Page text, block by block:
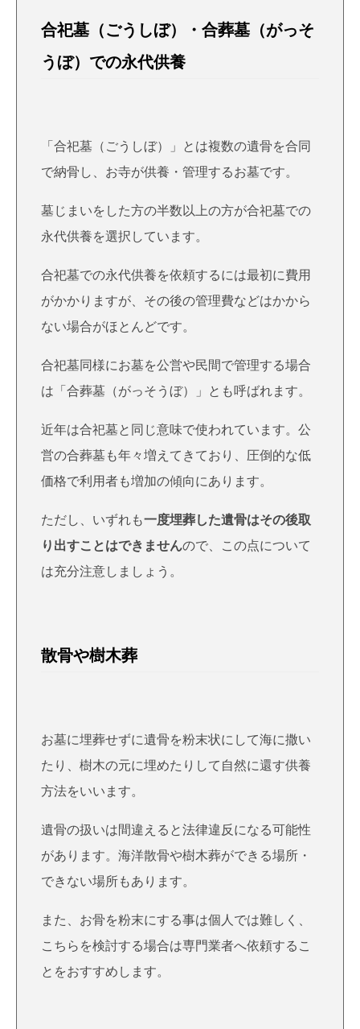
合祀墓（ごうしぼ）・合葬墓（がっそ
うぼ）での永代供養
「合祀墓（ごうしぼ）」とは複数の遺骨を合同
で納骨し、お寺が供養・管理するお墓です。
墓じまいをした方の半数以上の方が合祀墓での
永代供養を選択しています。
合祀墓での永代供養を依頼するには最初に費用
がかかりますが、その後の管理費などはかから
ない場合がほとんどです。
合祀墓同様にお墓を公営や民間で管理する場合
は「合葬墓（がっそうぼ）」とも呼ばれます。
近年は合祀墓と同じ意味で使われています。公
営の合葬墓も年々増えてきており、圧倒的な低
価格で利用者も増加の傾向にあります。
ただし、いずれも一度埋葬した遺骨はその後取
り出すことはできませんので、この点について
は充分注意しましょう。
散骨や樹木葬
お墓に埋葬せずに遺骨を粉末状にして海に撒い
たり、樹木の元に埋めたりして自然に還す供養
方法をいいます。
遺骨の扱いは間違えると法律違反になる可能性
があります。海洋散骨や樹木葬ができる場所・
できない場所もあります。
また、お骨を粉末にする事は個人では難しく、
こちらを検討する場合は専門業者へ依頼するこ
とをおすすめします。